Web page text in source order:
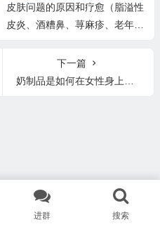
皮肤问题的原因和疗愈（脂溢性
皮炎、酒糟鼻、荨麻疹、老年
疹、牛皮藓、狼疮、皮炎、蜂窝
织炎、光化性角化病）
下一篇
奶制品是如何在女性身上让讨厌的胡子长出来的
进群 搜索